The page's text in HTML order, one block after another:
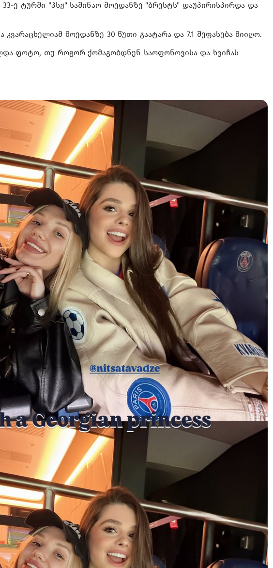
ე ტურში "პსჟ" საშინაო მოედანზე "ბრესტს" დაუპირისპირდა და
კვარაცხელიამ მოედანზე 30 წუთი გაატარა და 7.1 შეფასება მიიღო.
ფოტო, თუ როგორ ქომაგობდნენ საოფონოვისა და ხვიჩას